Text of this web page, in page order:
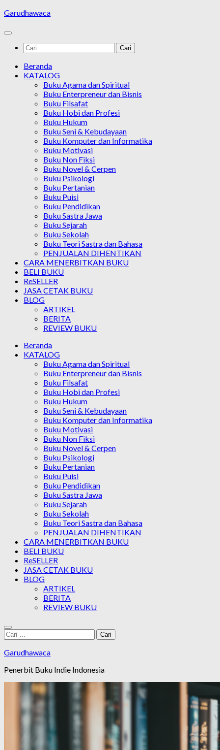
Skip
content
Garudhawaca
Cari
untuk:
Beranda
KATALOG
Buku Agama dan Spiritual
Buku Enterpreneur dan Bisnis
Buku Filsafat
Buku Hobi dan Profesi
Buku Hukum
Buku Seni & Kebudayaan
Buku Komputer dan Informatika
Buku Motivasi
Buku Non Fiksi
Buku Novel & Cerpen
Buku Psikologi
Buku Pertanian
Buku Puisi
Buku Pendidikan
Buku Sastra Jawa
Buku Sejarah
Buku Sekolah
Buku Teori Sastra dan Bahasa
PENJUALAN DIHENTIKAN
CARA MENERBITKAN BUKU
BELI BUKU
ReSELLER
JASA CETAK BUKU
BLOG
ARTIKEL
BERITA
REVIEW BUKU
Beranda
KATALOG
Buku Agama dan Spiritual
Buku Enterpreneur dan Bisnis
Buku Filsafat
Buku Hobi dan Profesi
Buku Hukum
Buku Seni & Kebudayaan
Buku Komputer dan Informatika
Buku Motivasi
Buku Non Fiksi
Buku Novel & Cerpen
Buku Psikologi
Buku Pertanian
Buku Puisi
Buku Pendidikan
Buku Sastra Jawa
Buku Sejarah
Buku Sekolah
Buku Teori Sastra dan Bahasa
PENJUALAN DIHENTIKAN
CARA MENERBITKAN BUKU
BELI BUKU
ReSELLER
JASA CETAK BUKU
BLOG
ARTIKEL
BERITA
REVIEW BUKU
Cari
untuk:
Garudhawaca
Penerbit Buku Indie Indonesia